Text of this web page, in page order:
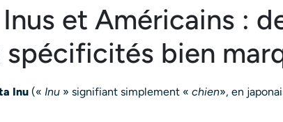
et Américains :
spécificités bien
Inu (« Inu » signifiant simplement « chien», en